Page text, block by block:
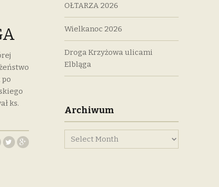
po
ks.
OŁTARZA 2026
Wielkanoc 2026
Droga Krzyżowa ulicami
Elbląga
Archiwum